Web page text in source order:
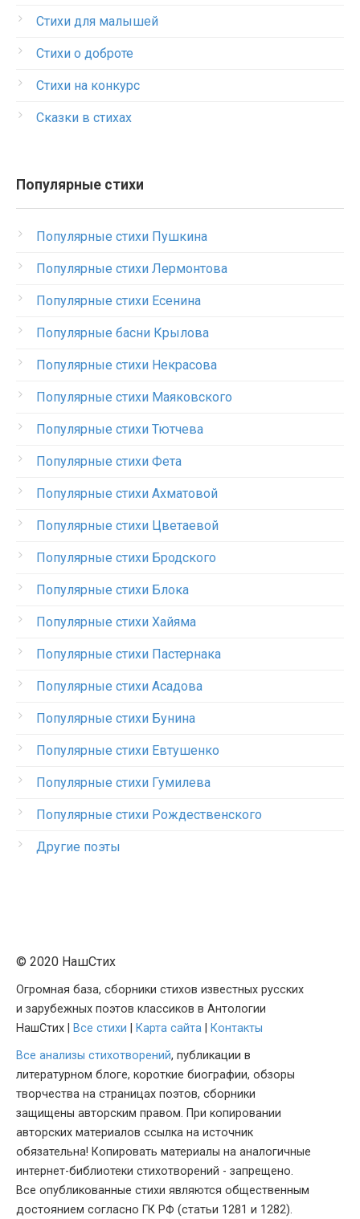
Стихи для малышей
Стихи о доброте
Стихи на конкурс
Сказки в стихах
Популярные стихи
Популярные стихи Пушкина
Популярные стихи Лермонтова
Популярные стихи Есенина
Популярные басни Крылова
Популярные стихи Некрасова
Популярные стихи Маяковского
Популярные стихи Тютчева
Популярные стихи Фета
Популярные стихи Ахматовой
Популярные стихи Цветаевой
Популярные стихи Бродского
Популярные стихи Блока
Популярные стихи Хайяма
Популярные стихи Пастернака
Популярные стихи Асадова
Популярные стихи Бунина
Популярные стихи Евтушенко
Популярные стихи Гумилева
Популярные стихи Рождественского
Другие поэты
© 2020 НашСтих
Огромная база, сборники стихов известных русских
и зарубежных поэтов классиков в Антологии
НашСтих |
Все стихи Карта сайта
Контакты
Все анализы стихотворений, публикации в
литературном блоге, короткие биографии, обзоры
творчества на страницах поэтов, сборники
защищены авторским правом. При копировании
авторских материалов ссылка на источник
обязательна! Копировать материалы на аналогичные
интернет-библиотеки стихотворений - запрещено.
Все опубликованные стихи являются общественным
достоянием согласно ГК РФ (статьи 1281 и 1282).